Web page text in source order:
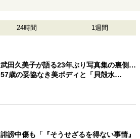
24時間 1週間
武田久美子が語る23年ぶり写真集の裏側…
57歳の妥協なき美ボディと「貝殻水…
誹謗中傷も「『そうせざるを得ない事情』